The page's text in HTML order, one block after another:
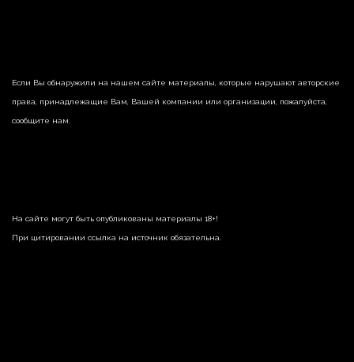
Если Вы обнаружили на нашем сайте материалы, которые нарушают авторские
права, принадлежащие Вам, Вашей компании или организации, пожалуйста,
сообщите нам.
На сайте могут быть опубликованы материалы 18+!
При цитировании ссылка на источник обязательна.